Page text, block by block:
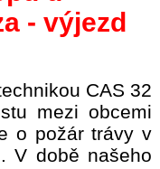
- výjezd
CAS 32
mezi obcemi
o požár trávy v
V době našeho